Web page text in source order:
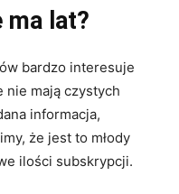
ma lat?
bardzo interesuje
nie mają czystych
informacja,
że jest to młody
ilości subskrypcji.